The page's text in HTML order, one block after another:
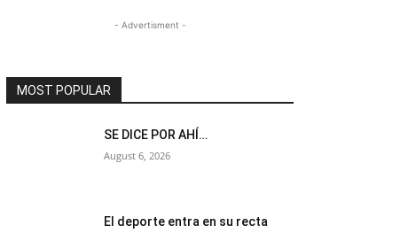
- Advertisment -
MOST POPULAR
SE DICE POR AHÍ…
August 6, 2026
El deporte entra en su recta